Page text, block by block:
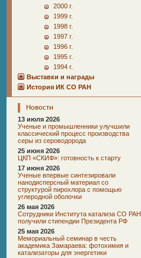
2000 г.
1999 г.
1998 г.
1997 г.
1996 г.
1995 г.
1994 г.
Выставки и награды
История ИК СО РАН
Новости
13 июля 2026
Ученые и промышленники улучшили
классический процесс производства
серы из сероводорода
25 июня 2026
ЦКП «СКИФ»: готовность к старту
17 июня 2026
Ученые впервые синтезировали
нанодисперсный материал со
структурой пирохлора с помощью
углеродной оболочки
26 мая 2026
Сотрудники Института катализа СО РАН
получили стипендии Президента РФ
25 мая 2026
Мемориальный семинар в честь
академика Замараева: фотохимия и
катализаторы для энергетики